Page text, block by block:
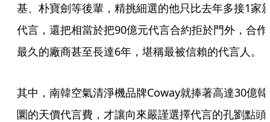
基、朴寶劍等後輩，精挑細選的他只比去年多接1家
代言，還把相當於把90億元代言合約拒於門外，合作
最久的廠商甚至長達6年，堪稱最被信賴的代言人。
其中，南韓空氣清淨機品牌Coway就捧著高達30億韓
圜的天價代言費，才讓向來嚴謹選擇代言的孔劉點頭